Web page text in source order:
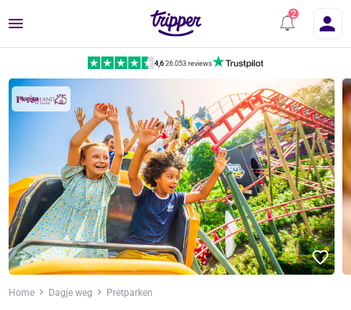
Menu
4,6|26.053 reviews
Home Dagje weg Pretparken